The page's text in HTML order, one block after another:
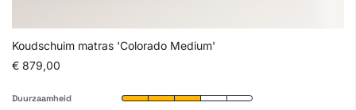
Koudschuim matras 'Colorado Medium'
€ 879,00
Duurzaamheid